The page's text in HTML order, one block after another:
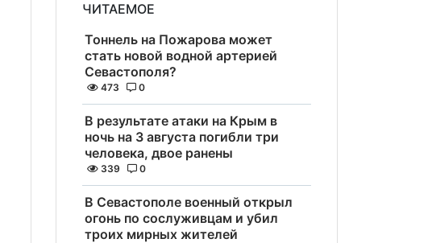
ЧИТАЕМОЕ
Тоннель на Пожарова может
стать новой водной артерией
Севастополя?
473 0
В результате атаки на Крым в
ночь на 3 августа погибли три
человека, двое ранены
339 0
В Севастополе военный открыл
огонь по сослуживцам и убил
троих мирных жителей